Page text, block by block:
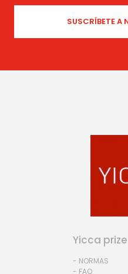
Yicca prize
- NORMAS
- FAQ